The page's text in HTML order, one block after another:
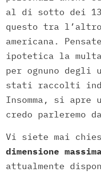
al di sotto dei
questo tra
americana.
ipotetica la multa
per ognuno
stati raccolti
Insomma, si apre
credo parleremo
Vi siete mai
dimensione
attualmente